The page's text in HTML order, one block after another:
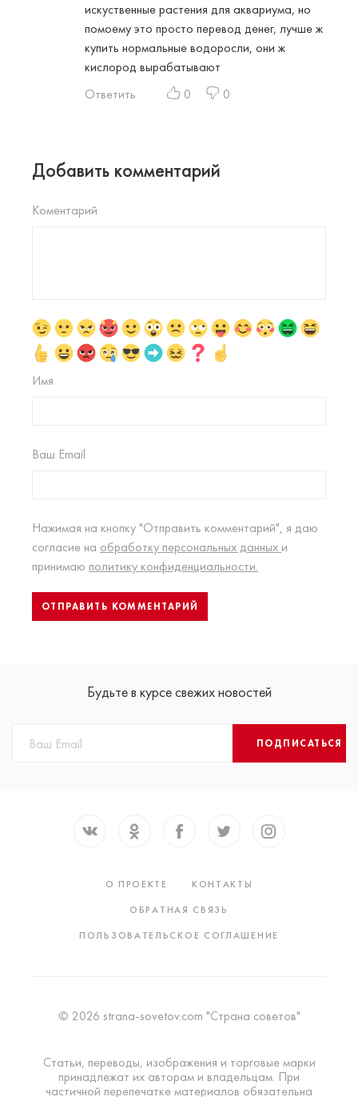
искуственные растения для аквариума, но
помоему это просто перевод денег, лучше ж
купить нормальные водоросли, они ж
кислород вырабатывают
Ответить
0 0
Добавить комментарий
Коментарий
Имя
Ваш Email
Нажимая на кнопку "Отправить комментарий", я даю
согласие на обработку персональных данных и
принимаю политику конфиденциальности.
Будьте в курсе свежих новостей
ПОДПИСАТЬСЯ
О ПРОЕКТЕ
КОНТАКТЫ
ОБРАТНАЯ СВЯЗЬ
ПОЛЬЗОВАТЕЛЬСКОЕ СОГЛАШЕНИЕ
© 2026 strana-sovetov.com "Страна советов"
Статьи, переводы, изображения и торговые марки
принадлежат их авторам и владельцам. При
частичной перепечатке материалов обязательна